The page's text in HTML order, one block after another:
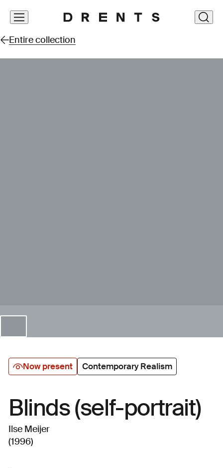
Skip
Entire collection
Now present Contemporary Realism
Blinds (self-portrait)
Ilse Meijer
(1996)